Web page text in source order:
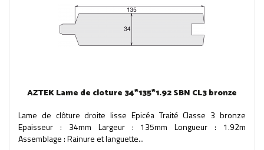
AZTEK Lame de cloture 34*135*1.92 SBN CL3 bronze
Lame de clôture droite lisse Epicéa Traité Classe 3 bronze
Epaisseur : 34mm Largeur : 135mm Longueur : 1.92m
Assemblage : Rainure et languette...